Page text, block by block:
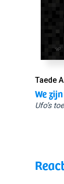
Taede
We
Ufo’s